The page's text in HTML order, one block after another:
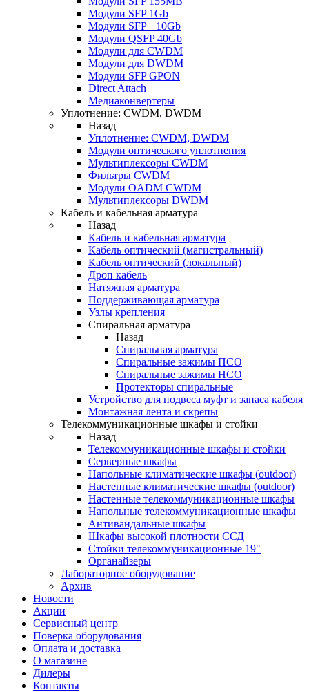
Модули SFP 1Gb
Модули SFP+ 10Gb
Модули QSFP 40Gb
Модули для CWDM
Модули для DWDM
Модули SFP GPON
Direct Attach
Медиаконвертеры
Уплотнение: CWDM, DWDM
Назад
Уплотнение: CWDM, DWDM
Модули оптического уплотнения
Мультиплексоры CWDM
Фильтры CWDM
Модули OADM CWDM
Мультиплексоры DWDM
Кабель и кабельная арматура
Назад
Кабель и кабельная арматура
Кабель оптический (магистральный)
Кабель оптический (локальный)
Дроп кабель
Натяжная арматура
Поддерживающая арматура
Узлы крепления
Спиральная арматура
Назад
Спиральная арматура
Спиральные зажимы ПСО
Спиральные зажимы НСО
Протекторы спиральные
Устройство для подвеса муфт и запаса кабеля
Монтажная лента и скрепы
Телекоммуникационные шкафы и стойки
Назад
Телекоммуникационные шкафы и стойки
Серверные шкафы
Напольные климатические шкафы (outdoor)
Настенные климатические шкафы (outdoor)
Настенные телекоммуникационные шкафы
Напольные телекоммуникационные шкафы
Антивандальные шкафы
Шкафы высокой плотности ССД
Стойки телекоммуникационные 19"
Органайзеры
Лабораторное оборудование
Архив
Новости
Акции
Сервисный центр
Поверка оборудования
Оплата и доставка
О магазине
Дилеры
Контакты